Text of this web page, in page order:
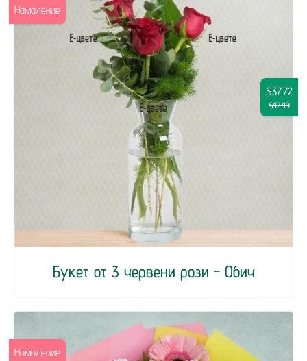
Букет от 3 червени рози - Обич
$37.72
$42.49
Намаление
Намаление